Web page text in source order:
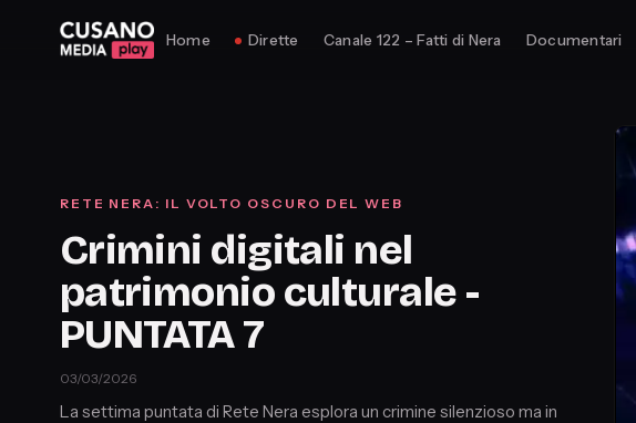
Home Dirette Canale 122 – Fatti di Nera Documentari
RETE NERA: IL VOLTO OSCURO DEL WEB
Crimini digitali nel
patrimonio culturale -
PUNTATA 7
03/03/2026
La settima puntata di Rete Nera esplora un crimine silenzioso ma in